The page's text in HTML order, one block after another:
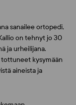
sanailee ortopedi,
on tehnyt jo 30
ja urheilijana.
tottuneet kysymään
aineista ja